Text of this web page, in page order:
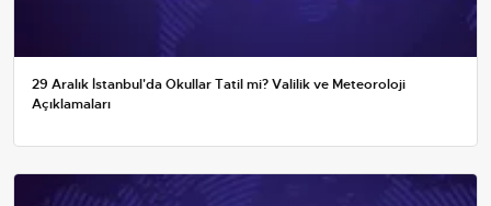
29 Aralık İstanbul'da Okullar Tatil mi? Valilik ve Meteoroloji
Açıklamaları